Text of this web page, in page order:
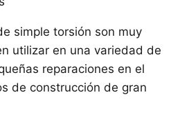
simple torsión son muy
utilizar en una variedad de
reparaciones en el
de construcción de gran